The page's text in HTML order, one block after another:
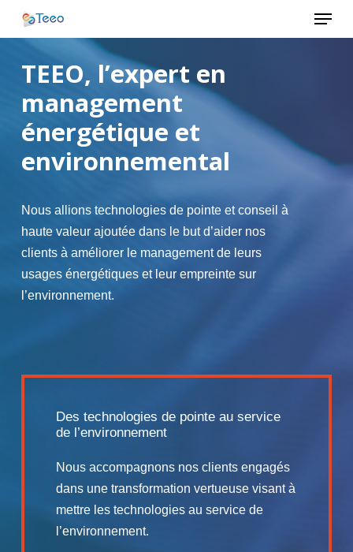
Menu
TEEO, l’expert en
management
énergétique et
environnemental
Nous allions technologies de pointe et conseil à
haute valeur ajoutée dans le but d’aider nos
clients à améliorer le management de leurs
usages énergétiques et leur empreinte sur
l’environnement.
Des technologies de pointe au service
de l’environnement
Nous accompagnons nos clients engagés
dans une transformation vertueuse visant à
mettre les technologies au service de
l’environnement.